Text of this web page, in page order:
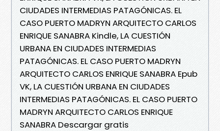
CIUDADES INTERMEDIAS PATAGÓNICAS. EL
CASO PUERTO MADRYN ARQUITECTO CARLOS
ENRIQUE SANABRA Kindle, LA CUESTIÓN
URBANA EN CIUDADES INTERMEDIAS
PATAGÓNICAS. EL CASO PUERTO MADRYN
ARQUITECTO CARLOS ENRIQUE SANABRA Epub
VK, LA CUESTIÓN URBANA EN CIUDADES
INTERMEDIAS PATAGÓNICAS. EL CASO PUERTO
MADRYN ARQUITECTO CARLOS ENRIQUE
SANABRA Descargar gratis